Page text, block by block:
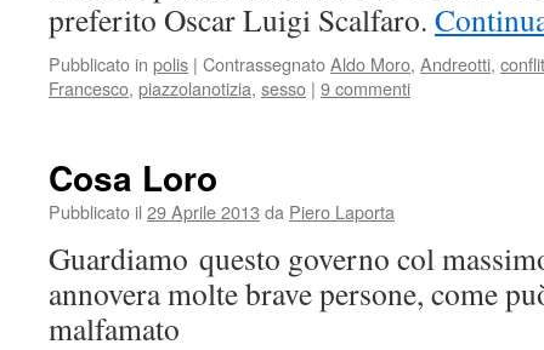
preferito Oscar Luigi Scalfaro.
Pubblicato in polis | ContrassegnatoAldo Moro, Andreotti,
Francesco, piazzolanotizia, sesso | 9 commenti
Cosa Loro
Pubblicato il 29 Aprile 2013 da Piero Laporta
Guardiamo questo governo col
annovera molte brave persone, come
malfamato